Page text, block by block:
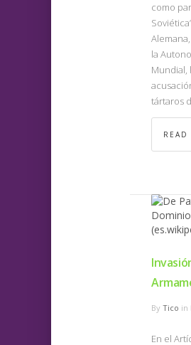
como
la
Mundial,
tártaros
READ
By Tico in
En el